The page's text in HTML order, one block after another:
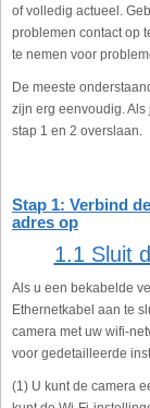
of volledig actueel.
problemen contact op
te nemen voor
De meeste
zijn erg eenvoudig.
stap 1 en 2 overslaan.
Stap 1: Verbind
adres op
1.1 Sluit
Als u een bekabelde
Ethernetkabel aan te
camera met uw wifi-
voor gedetailleerde
(1) U kunt de camera